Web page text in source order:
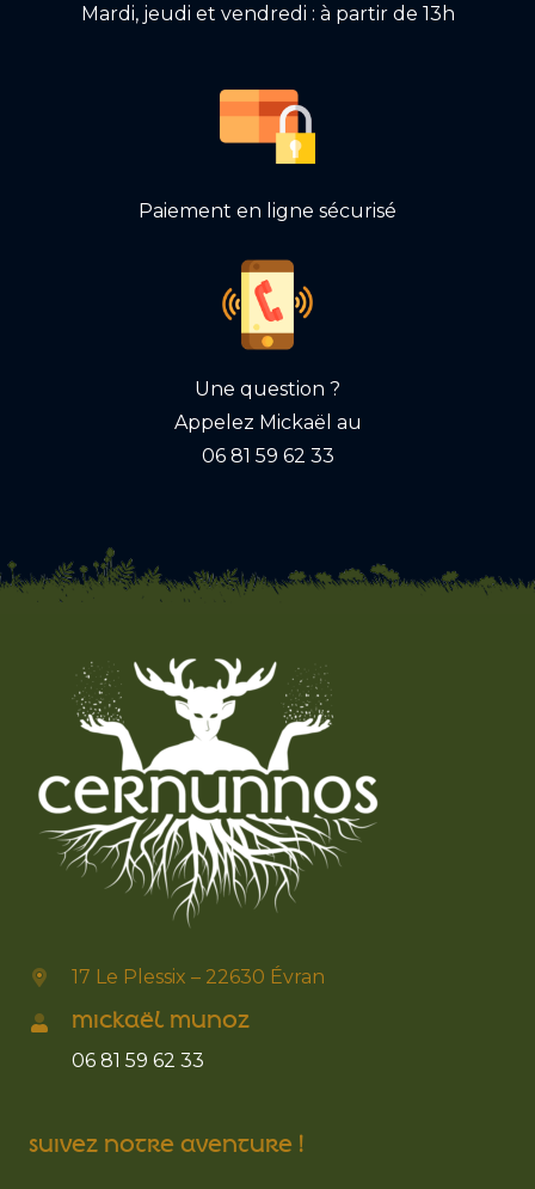
Mardi, jeudi et vendredi : à partir de 13h
Paiement en ligne sécurisé
Une question ?
Appelez Mickaël au
06 81 59 62 33
17 Le Plessix – 22630 Évran
MICKAËL MUNOZ
06 81 59 62 33
SUIVEZ NOTRE AVENTURE !